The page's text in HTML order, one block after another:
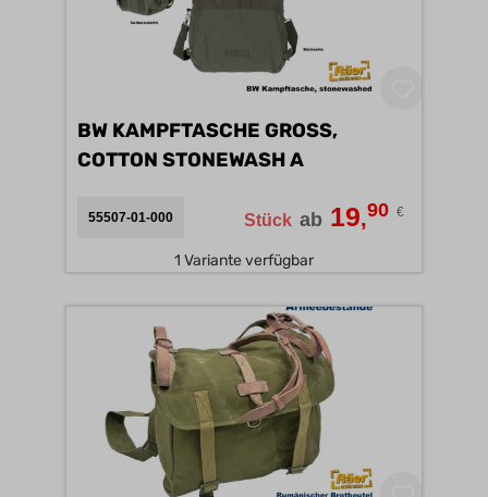
BW KAMPFTASCHE GROSS, C
OTTON STONEWASH A
55507-01-000 Stück ab 19,90 €
1 Variante verfügbar